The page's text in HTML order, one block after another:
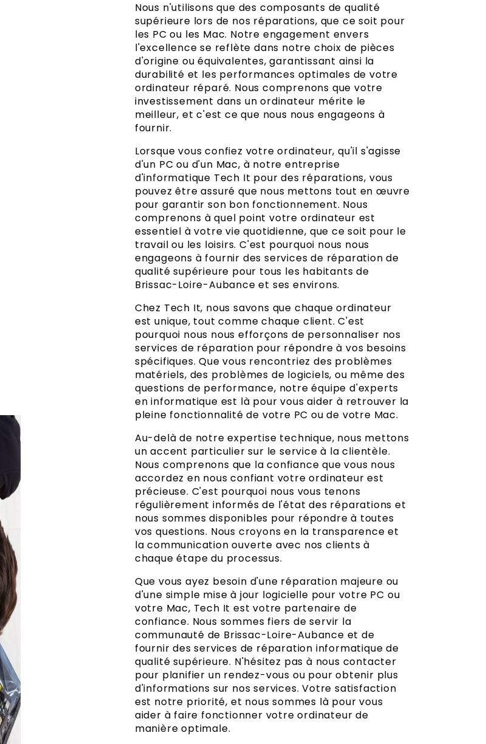
Nous n'utilisons que des composants de qualité
supérieure lors de nos réparations, que ce soit pour
les PC ou les Mac. Notre engagement envers
l'excellence se reflète dans notre choix de pièces
d'origine ou équivalentes, garantissant ainsi la
durabilité et les performances optimales de votre
ordinateur réparé. Nous comprenons que votre
investissement dans un ordinateur mérite le
meilleur, et c'est ce que nous nous engageons à
fournir.
Lorsque vous confiez votre ordinateur, qu'il s'agisse
d'un PC ou d'un Mac, à notre entreprise
d'informatique Tech It pour des réparations, vous
pouvez être assuré que nous mettons tout en œuvre
pour garantir son bon fonctionnement. Nous
comprenons à quel point votre ordinateur est
essentiel à votre vie quotidienne, que ce soit pour le
travail ou les loisirs. C'est pourquoi nous nous
engageons à fournir des services de réparation de
qualité supérieure pour tous les habitants de
Brissac-Loire-Aubance et ses environs.
Chez Tech It, nous savons que chaque ordinateur
est unique, tout comme chaque client. C'est
pourquoi nous nous efforçons de personnaliser nos
services de réparation pour répondre à vos besoins
spécifiques. Que vous rencontriez des problèmes
matériels, des problèmes de logiciels, ou même des
questions de performance, notre équipe d'experts
en informatique est là pour vous aider à retrouver la
pleine fonctionnalité de votre PC ou de votre Mac.
Au-delà de notre expertise technique, nous mettons
un accent particulier sur le service à la clientèle.
Nous comprenons que la confiance que vous nous
accordez en nous confiant votre ordinateur est
précieuse. C'est pourquoi nous vous tenons
régulièrement informés de l'état des réparations et
nous sommes disponibles pour répondre à toutes
vos questions. Nous croyons en la transparence et
la communication ouverte avec nos clients à
chaque étape du processus.
Que vous ayez besoin d'une réparation majeure ou
d'une simple mise à jour logicielle pour votre PC ou
votre Mac, Tech It est votre partenaire de
confiance. Nous sommes fiers de servir la
communauté de Brissac-Loire-Aubance et de
fournir des services de réparation informatique de
qualité supérieure. N'hésitez pas à nous contacter
pour planifier un rendez-vous ou pour obtenir plus
d'informations sur nos services. Votre satisfaction
est notre priorité, et nous sommes là pour vous
aider à faire fonctionner votre ordinateur de
manière optimale.